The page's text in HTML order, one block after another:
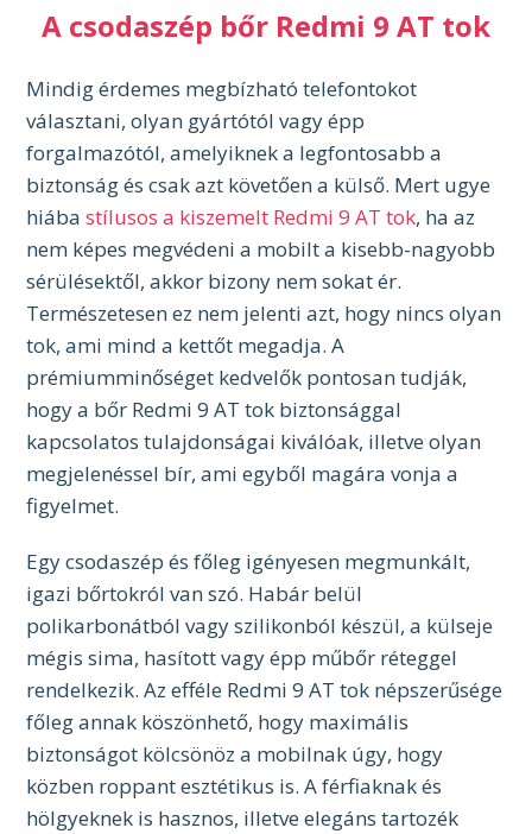
A csodaszép bőr Redmi 9 AT tok
Mindig érdemes megbízható telefontokot
választani, olyan gyártótól vagy épp
forgalmazótól, amelyiknek a legfontosabb a
biztonság és csak azt követően a külső. Mert ugye
hiábastílusos a kiszemelt Redmi 9 AT tok, ha az
nem képes megvédeni a mobilt a kisebb-nagyobb
sérülésektől, akkor bizony nem sokat ér.
Természetesen ez nem jelenti azt, hogy nincs olyan
tok, ami mind a kettőt megadja. A
prémiumminőséget kedvelők pontosan tudják,
hogy a bőr Redmi 9 AT tok biztonsággal
kapcsolatos tulajdonságai kiválóak, illetve olyan
megjelenéssel bír, ami egyből magára vonja a
figyelmet.
Egy csodaszép és főleg igényesen megmunkált,
igazi bőrtokról van szó. Habár belül
polikarbonátból vagy szilikonból készül, a külseje
mégis sima, hasított vagy épp műbőr réteggel
rendelkezik. Az efféle Redmi 9 AT tok népszerűsége
főleg annak köszönhető, hogy maximális
biztonságot kölcsönöz a mobilnak úgy, hogy
közben roppant esztétikus is. A férfiaknak és
hölgyeknek is hasznos, illetve elegáns tartozék